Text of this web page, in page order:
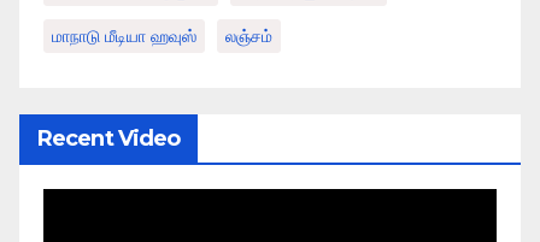
மாநாடு மீடியா ஹவுஸ் லஞ்சம்
Recent Video